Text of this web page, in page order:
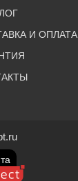
И ОПЛАТА